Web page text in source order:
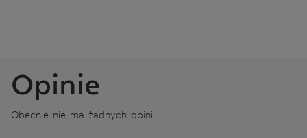
Opinie
Obecnie nie ma żadnych opinii